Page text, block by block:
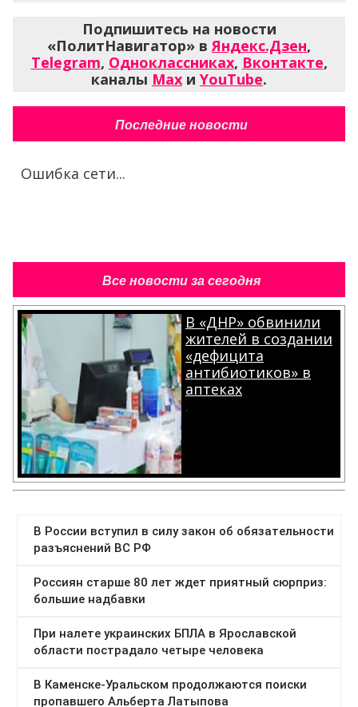
Подпишитесь на новости
«ПолитНавигатор» в Яндекс.Дзен,
Telegram, Одноклассниках, Вконтакте,
каналы Max и YouTube.
Последние новости
Ошибка сети...
Все новости за сегодня
В «ДНР» обвинили
жителей в создании
«дефицита
антибиотиков» в
аптеках
.